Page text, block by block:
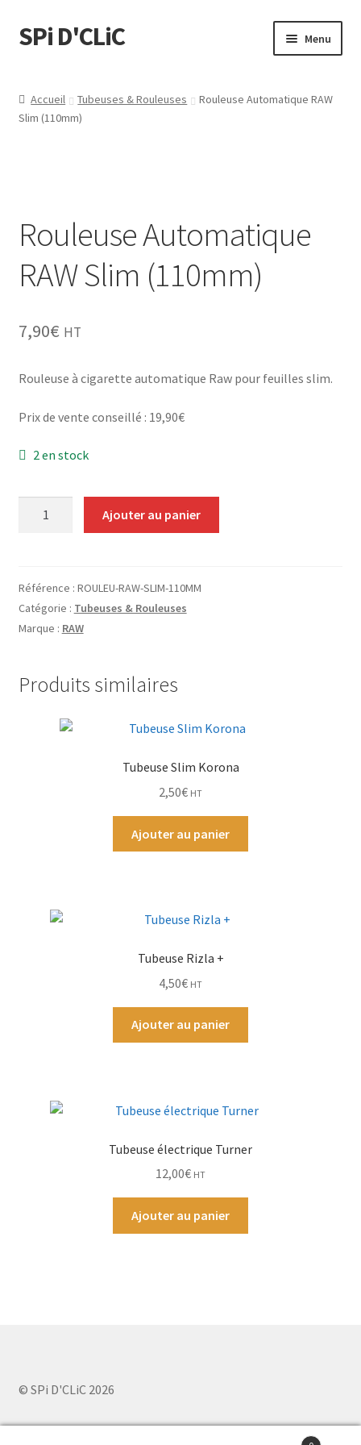
SPi D'CLiC Menu
Filtres
Menthol
Briquets
Chichas
Grinders
Plateau pour rouler
Vape
Alimentaire
Encens
Entretien / Nettoyage
Accueil Tubeuses & Rouleuses
Rouleuse Automatique RAW
Slim (110mm)
Rouleuse Automatique
RAW Slim (110mm)
7,90€ HT
Rouleuse à cigarette automatique Raw pour feuilles slim.
Prix de vente conseillé : 19,90€
2 en stock
RAW
Slim
(110mm)
Ajouter au panier
Référence : ROULEU-RAW-SLIM-110MM
Catégorie : Tubeuses & Rouleuses
Marque : RAW
Produits similaires
Tubeuse Slim Korona
2,50€ HT
Ajouter au panier
Tubeuse Rizla +
4,50€ HT
Ajouter au panier
Tubeuse électrique Turner
12,00€ HT
Ajouter au panier
© SPi D'CLiC 2026